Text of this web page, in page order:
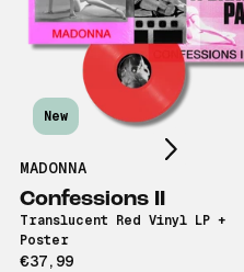
New
MADONNA
Confessions II
Translucent Red Vinyl LP +
Poster
€37,99
Scroll right